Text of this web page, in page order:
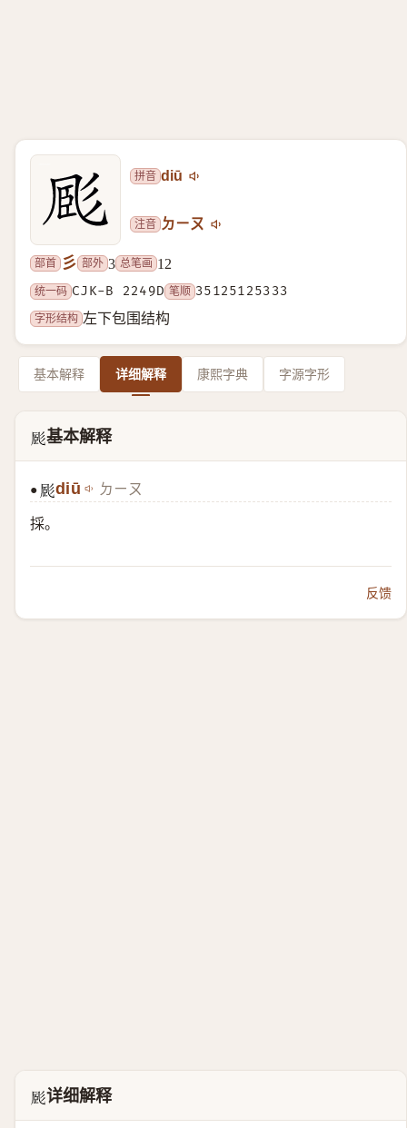
拼音 diū
注音 ㄉㄧㄡ
部首 彡 部外 3 总笔画 12
统一码 CJK-B 2249D 笔顺 35125125333
字形结构 左下包围结构
基本解释 详细解释 康熙字典 字源字形
𢒝基本解释
● 𢒝 diū ㄉㄧㄡ
採。
反馈
𢒝详细解释